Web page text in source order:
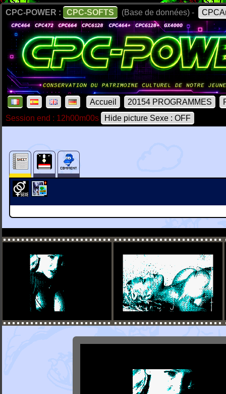
CPC-POWER : CPC-SOFTS (Base de données) -
Accueil 20154 PROGRAMMES
Session end : 12h00m00s
Hide picture Sexe : OFF